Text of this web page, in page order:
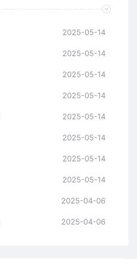
2025-05-14
2025-05-14
2025-05-14
2025-05-14
2025-05-14
2025-05-14
2025-05-14
2025-05-14
2025-04-06
2025-04-06